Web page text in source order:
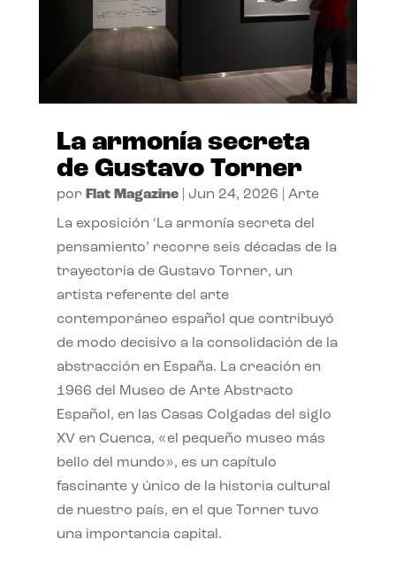
La armonía secreta
de Gustavo Torner
por Flat Magazine| Jun 24, 2026 Arte
La exposición ‘La armonía secreta del
pensamiento’ recorre seis décadas de la
trayectoria de Gustavo Torner, un
artista referente del arte
contemporáneo español que contribuyó
de modo decisivo a la consolidación de la
abstracción en España. La creación en
1966 del Museo de Arte Abstracto
Español, en las Casas Colgadas del siglo
XV en Cuenca, «el pequeño museo más
bello del mundo», es un capítulo
fascinante y único de la historia cultural
de nuestro país, en el que Torner tuvo
una importancia capital.